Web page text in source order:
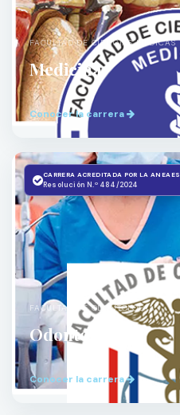
FACULTAD DE CIENCIAS MÉDICAS
Medicina
Conocer la carrera
CARRERA ACREDITADA POR LA ANEAES
Resolución N.º 484/2024
FACULTAD DE ODONTOLOGÍA
Odontología
Conocer la carrera